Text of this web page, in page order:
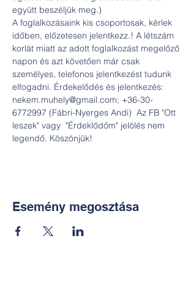
együtt beszéljük meg.)
A foglalkozásaink kis csoportosak, kérlek
időben, előzetesen jelentkezz.! A létszám
korlát miatt az adott foglalkozást megelőző
napon és azt követően már csak
személyes, telefonos jelentkezést tudunk
elfogadni. Érdekelődés és jelentkezés:
nekem.muhely@gmail.com; +36-30-
6772997 (Fábri-Nyerges Andi)  Az FB "Ott
leszek" vagy  "Érdeklődőm" jelölés nem
legendő. Köszönjük!
Esemény megosztása